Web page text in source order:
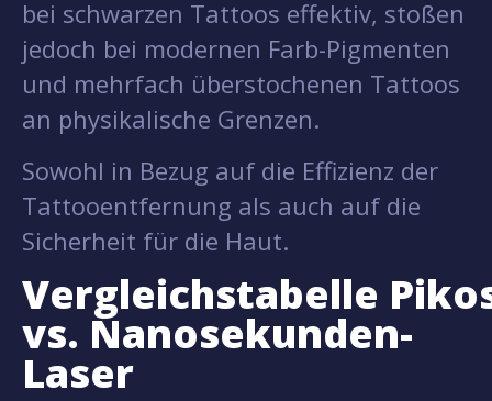
bei schwarzen Tattoos effektiv, stoßen
jedoch bei modernen Farb-Pigmenten
und mehrfach überstochenen Tattoos
an physikalische Grenzen.
Sowohl in Bezug auf die Effizienz der
Tattooentfernung als auch auf die
Sicherheit für die Haut.
Vergleichstabelle
vs. Nanosekunden-
Laser